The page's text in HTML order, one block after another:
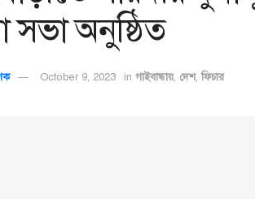
সভা অনুষ্ঠিত
October 9, 2023 in গাইবান্ধায়, দেশ,ফিচার